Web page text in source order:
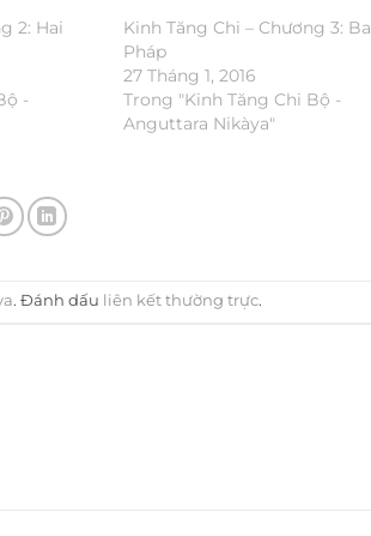
2: Hai
-
Kinh Tăng Chi – Chương 3: Ba
Pháp
27 Tháng 1, 2016
Trong "Kinh Tăng Chi Bộ -
Anguttara Nikàya"
. Đánh dấu liên kết thường trực.